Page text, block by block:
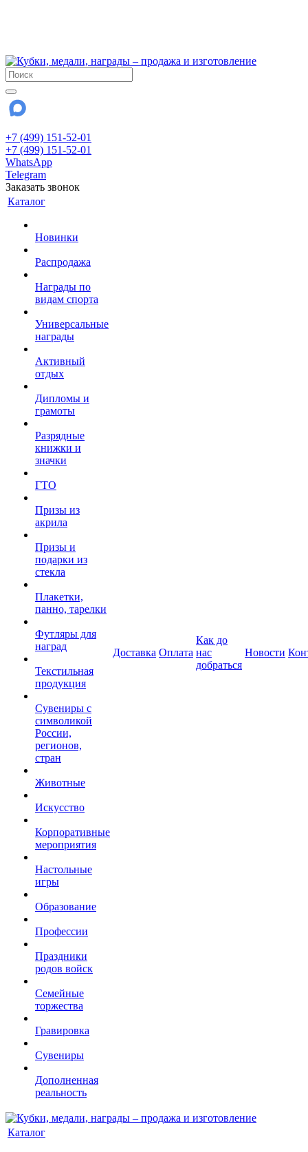
+7 (499) 151-52-01
+7 (499) 151-52-01
WhatsApp
Telegram
Заказать звонок
Каталог
Новинки
Распродажа
Награды по
видам спорта
Универсальные
награды
Активный
отдых
Дипломы и
грамоты
Разрядные
книжки и
значки
ГТО
Призы из
акрила
Призы и
подарки из
стекла
Плакетки,
панно, тарелки
Футляры для
наград
Текстильная
продукция
Сувениры с
символикой
России,
регионов,
стран
Животные
Искусство
Корпоративные
мероприятия
Настольные
игры
Образование
Профессии
Праздники
родов войск
Семейные
торжества
Гравировка
Сувениры
Дополненная
реальность
Доставка Оплата
Как до
нас
добраться
Новости
Каталог